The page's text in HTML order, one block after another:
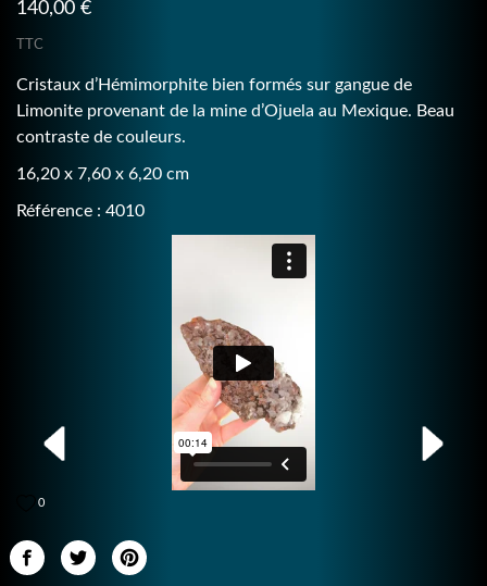
140,00 €
TTC
Cristaux d’Hémimorphite bien formés sur gangue de
Limonite provenant de la mine d’Ojuela au Mexique. Beau
contraste de couleurs.
16,20 x 7,60 x 6,20 cm
Référence : 4010
0